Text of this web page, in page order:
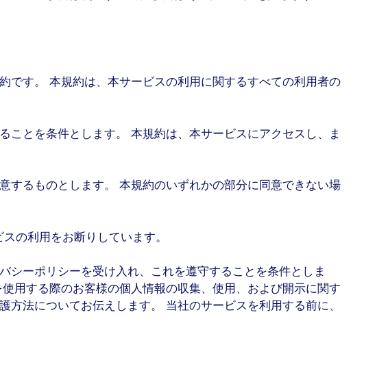
です。 本規約は、本サービスの利用に関するすべての利用者の
とを条件とします。 本規約は、本サービスにアクセスし、ま
するものとします。 本規約のいずれかの部分に同意できない場
の利用をお断りしています。
シーポリシーを受け入れ、これを遵守することを条件としま
用する際のお客様の個人情報の収集、使用、および開示に関す
法についてお伝えします。 当社のサービスを利用する前に、